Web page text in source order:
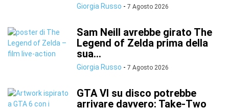
Giorgia Russo - 7 Agosto 2026
Sam Neill avrebbe girato The
Legend of Zelda prima della
sua...
Giorgia Russo - 7 Agosto 2026
GTA VI su disco potrebbe
arrivare davvero: Take-Two